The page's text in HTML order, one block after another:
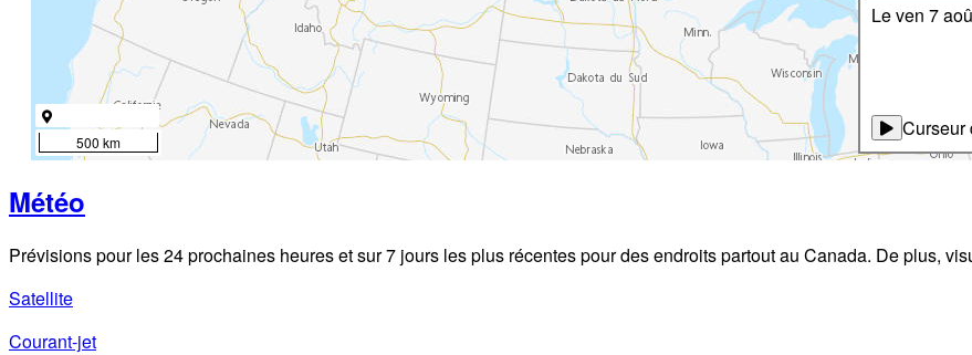
Le ven 7
Curseur
500 km
Météo
Prévisions pour les 24 prochaines heures et sur 7 jours les plus récentes pour des endroits partout au Canada. De plus,
Satellite
Courant-jet